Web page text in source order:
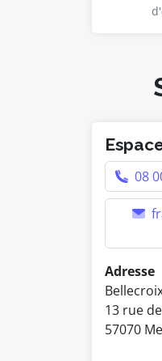
08
Adresse
13 rue
57070